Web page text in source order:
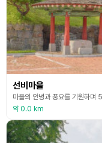
선비마을
약 0.0 km